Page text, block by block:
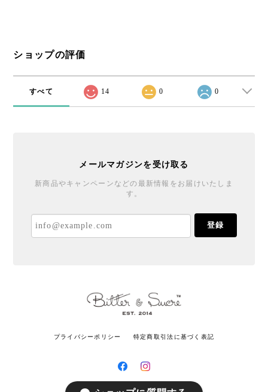
ショップの評価
すべて 14 0 0
メールマガジンを受け取る
新商品やキャンペーンなどの最新情報をお届けいたしま
す。
登録
プライバシーポリシー 特定商取引法に基づく表記